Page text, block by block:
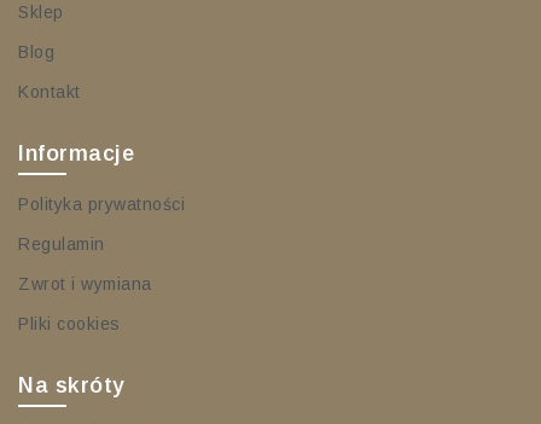
Sklep
Blog
Kontakt
Informacje
Polityka prywatności
Regulamin
Zwrot i wymiana
Pliki cookies
Na skróty